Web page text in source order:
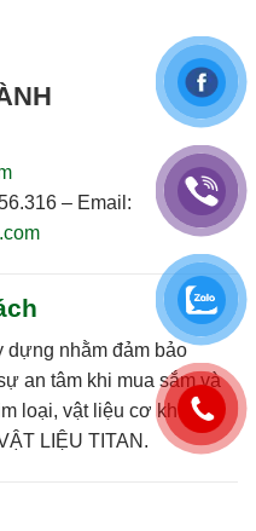
– Email:
dựng nhằm đảm bảo
an tâm khi mua sắm và
loại, vật liệu cơ khí và
LIỆU TITAN .